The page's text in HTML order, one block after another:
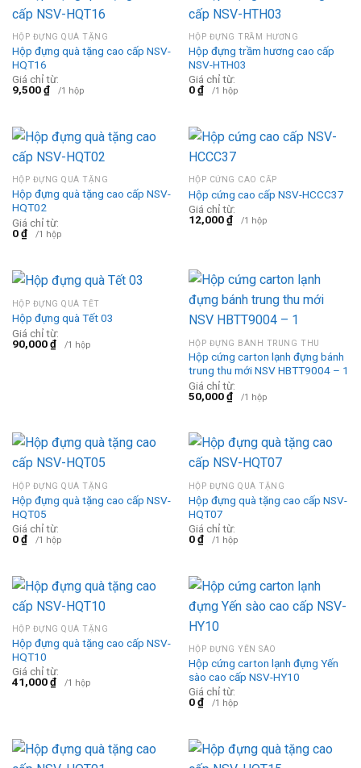
HỘP ĐỰNG QUÀ TẶNG
Hộp đựng quà tặng cao cấp NSV-
HQT16
Giá chỉ từ:
9,500₫ /1 hộp
HỘP ĐỰNG TRẦM HƯƠNG
Hộp đựng trầm hương cao cấp
NSV-HTH03
Giá chỉ từ:
0₫ /1 hộp
HỘP ĐỰNG QUÀ TẶNG
Hộp đựng quà tặng cao cấp NSV-
HQT02
Giá chỉ từ:
0₫ /1 hộp
HỘP CỨNG CAO CẤP
Hộp cứng cao cấp NSV-HCCC37
Giá chỉ từ:
12,000₫ /1 hộp
HỘP ĐỰNG QUÀ TẾT
Hộp đựng quà Tết 03
Giá chỉ từ:
90,000₫ /1 hộp HỘP ĐỰNG BÁNH TRUNG THU
Hộp cứng carton lạnh đựng bánh
trung thu mới NSV HBTT9004 – 1
Giá chỉ từ:
50,000₫ /1 hộp
HỘP ĐỰNG QUÀ TẶNG
Hộp đựng quà tặng cao cấp NSV-
HQT05
Giá chỉ từ:
0₫ /1 hộp
HỘP ĐỰNG QUÀ TẶNG
Hộp đựng quà tặng cao cấp NSV-
HQT07
Giá chỉ từ:
0₫ /1 hộp
HỘP ĐỰNG QUÀ TẶNG
Hộp đựng quà tặng cao cấp NSV-
HQT10
Giá chỉ từ:
41,000₫ /1 hộp
HỘP ĐỰNG YẾN SÀO
Hộp cứng carton lạnh đựng Yến
sào cao cấp NSV-HY10
Giá chỉ từ:
0₫ /1 hộp